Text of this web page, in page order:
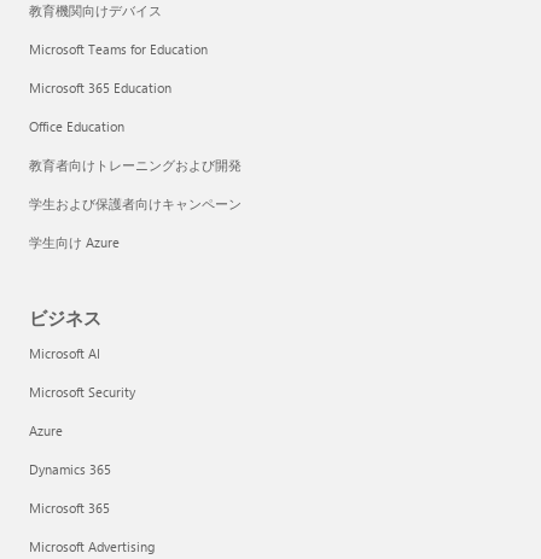
教育機関向けデバイス
Microsoft Teams for Education
Microsoft 365 Education
Office Education
教育者向けトレーニングおよび開発
学生および保護者向けキャンペーン
学生向け Azure
ビジネス
Microsoft AI
Microsoft Security
Azure
Dynamics 365
Microsoft 365
Microsoft Advertising